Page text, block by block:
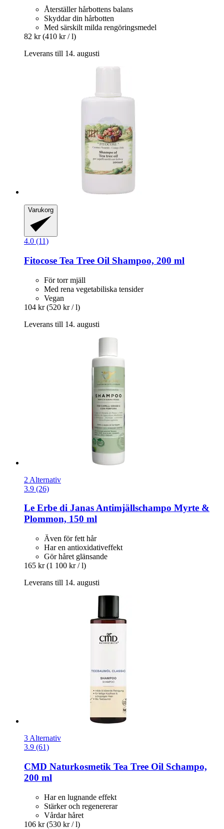
Återställer hårbottens balans
Skyddar din hårbotten
Med särskilt milda rengöringsmedel
82 kr (410 kr / l)
Leverans till 14. augusti
Varukorg
4.0 (11)
Fitocose Tea Tree Oil Shampoo, 200 ml
För torr mjäll
Med rena vegetabiliska tensider
Vegan
104 kr (520 kr / l)
Leverans till 14. augusti
2 Alternativ
3.9 (26)
Le Erbe di JanasAntimjällschampo Myrte &
Plommon, 150 ml
Även för fett hår
Har en antioxidativeffekt
Gör håret glänsande
165 kr (1 100 kr / l)
Leverans till 14. augusti
3 Alternativ
3.9 (61)
CMD Naturkosmetik Tea Tree Oil Schampo,
200 ml
Har en lugnande effekt
Stärker och regenererar
Vårdar håret
106 kr (530 kr / l)